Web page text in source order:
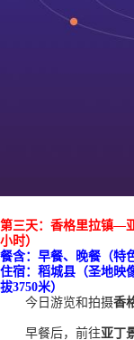
第三天： 香格里拉镇—
小时）
餐含：早餐、
晚餐（特
住宿： 稻城县 （圣地映
拔3750米）
今日游览和拍摄香
早餐后，前往亚丁